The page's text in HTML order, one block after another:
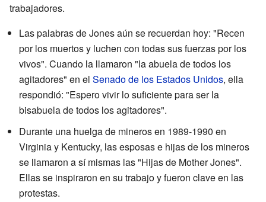
trabajadores.
Las palabras de Jones aún se recuerdan hoy: "Recen
por los muertos y luchen con todas sus fuerzas por los
vivos". Cuando la llamaron "la abuela de todos los
agitadores" en el Senado de los Estados Unidos, ella
respondió: "Espero vivir lo suficiente para ser la
bisabuela de todos los agitadores".
Durante una huelga de mineros en 1989-1990 en
Virginia y Kentucky, las esposas e hijas de los mineros
se llamaron a sí mismas las "Hijas de Mother Jones".
Ellas se inspiraron en su trabajo y fueron clave en las
protestas.